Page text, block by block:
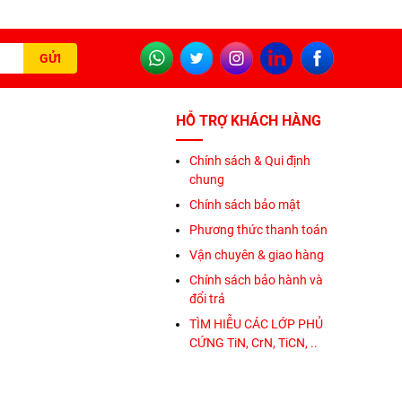
HỖ TRỢ KHÁCH HÀNG
Chính sách & Qui định
chung
Chính sách bảo mật
Phương thức thanh toán
Vận chuyên & giao hàng
Chính sách bảo hành và
đổi trả
TÌM HIỄU CÁC LỚP PHỦ
CỨNG TiN, CrN, TiCN, ..